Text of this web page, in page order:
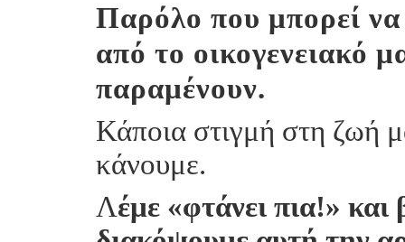
Παρόλο που μπορεί
από το οικογενειακό
παραμένουν.
Κάποια στιγμή στη ζωή
κάνουμε.
Λέμε «φτάνει πια!»